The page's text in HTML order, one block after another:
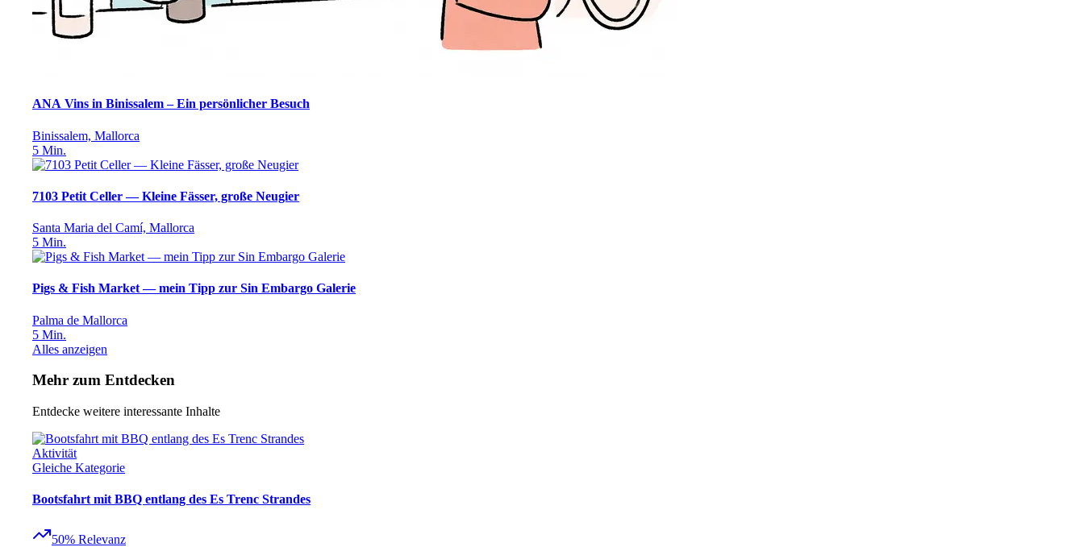
ANA Vins in Binissalem – Ein persönlicher Besuch
Binissalem, Mallorca
5 Min.
7103 Petit Celler — Kleine Fässer, große Neugier
Santa Maria del Camí, Mallorca
5 Min.
Pigs & Fish Market — mein Tipp zur Sin Embargo Galerie
Palma de Mallorca
5 Min.
Alles anzeigen
Mehr zum Entdecken
Entdecke weitere interessante Inhalte
Aktivität
Gleiche Kategorie
Bootsfahrt mit BBQ entlang des Es Trenc Strandes
50% Relevanz